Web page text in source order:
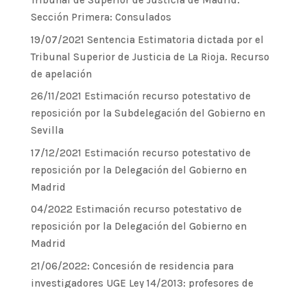
Sección Primera: Consulados
19/07/2021 Sentencia Estimatoria dictada por el
Tribunal Superior de Justicia de La Rioja. Recurso
de apelación
26/11/2021 Estimación recurso potestativo de
reposición por la Subdelegación del Gobierno en
Sevilla
17/12/2021 Estimación recurso potestativo de
reposición por la Delegación del Gobierno en
Madrid
04/2022 Estimación recurso potestativo de
reposición por la Delegación del Gobierno en
Madrid
21/06/2022: Concesión de residencia para
investigadores UGE Ley 14/2013: profesores de